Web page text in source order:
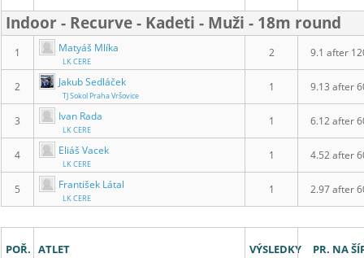
Indoor - Recurve - Kadeti - Muži - 18m round
1 Matyáš Mlíka
LK CERE
2 9.1 after
2 Jakub Sedláček
TJ Sokol Praha Vršovice
1 9.13 after
3 Ivan Rada
LK CERE
1 6.12 after
4 Eliáš Vacek
LK CERE
1 4.52 after
5 František Látal
LK CERE
1 2.97 after
POŘ. ATLET VÝSLEDKY PR. NA